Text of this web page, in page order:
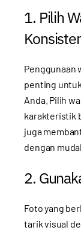
1. Pilih
Penggunaan
penting
Anda. Pilih
karakteristik
juga
dengan
2.
Foto yang
tarik visual